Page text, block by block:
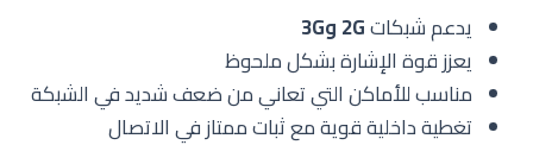
يدعم شبكات2G و3G
يعزز قوة الإشارة بشكل ملحوظ
مناسب للأماكن التي تعاني من ضعف شديد في الشبكة
تغطية داخلية قوية مع ثبات ممتاز في الاتصال